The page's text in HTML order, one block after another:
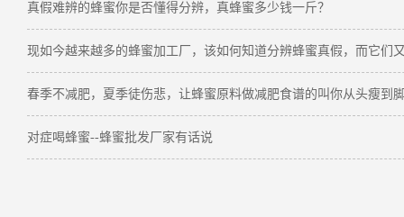
真假难辨的蜂蜜你是否懂得分辨，真蜂蜜多少钱一斤？
现如今越来越多的蜂蜜加工厂，该如何知道分辨蜂蜜真假，而它们
春季不减肥，夏季徒伤悲，让蜂蜜原料做减肥食谱的叫你从头瘦到
对症喝蜂蜜--蜂蜜批发厂家有话说